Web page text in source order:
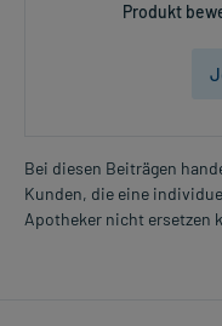
Produkt
Bei diesen Beiträgen
Kunden, die eine
Apotheker nicht ersetzen